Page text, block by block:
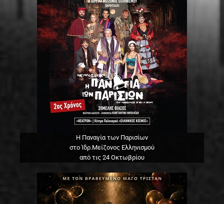
Η Παναγία των Παρισίων
στο Ίδρ.Μείζονος Ελληνισμού
από τις 24 Οκτωβρίου